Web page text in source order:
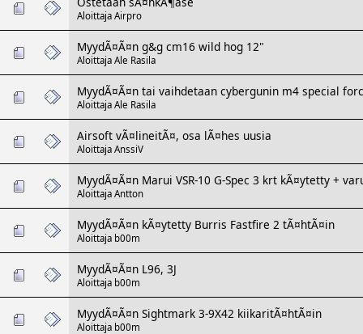
Aloittaja Airpro
MyydÃ¤Ã¤n g&g cm16 wild hog 12"
Aloittaja Ale Rasila
MyydÃ¤Ã¤n tai vaihdetaan cybergunin m4 special
Aloittaja Ale Rasila
Airsoft vÃ¤lineitÃ¤, osa lÃ¤hes uusia
Aloittaja AnssiV
MyydÃ¤Ã¤n Marui VSR-10 G-Spec 3 krt kÃ¤ytetty +
Aloittaja Antton
MyydÃ¤Ã¤n kÃ¤ytetty Burris Fastfire 2 tÃ¤htÃ¤in
Aloittaja b00m
MyydÃ¤Ã¤n L96, 3J
Aloittaja b00m
MyydÃ¤Ã¤n Sightmark 3-9X42 kiikaritÃ¤htÃ¤in
Aloittaja b00m